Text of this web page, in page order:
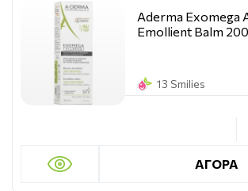
Aderma Exomega
Emollient Balm
13 Smilies
ΑΓΟΡΑ